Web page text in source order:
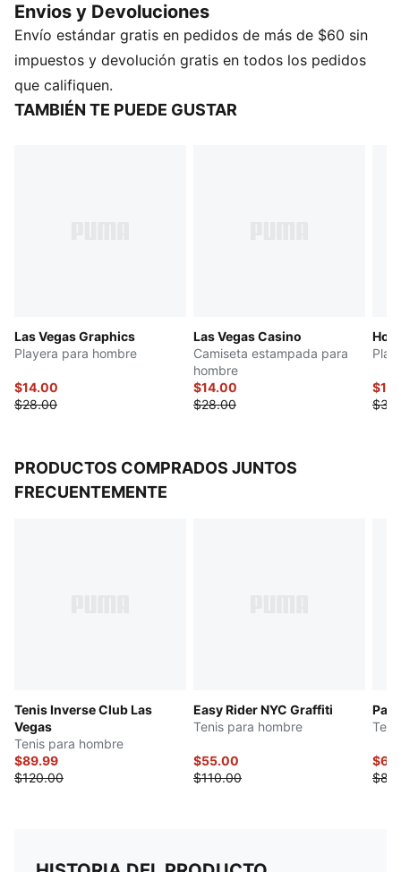
toque especial a cualquier guardarropa.
DETALLES
100 % algodón
Mangas cortas
Cuello redondo
Envios y Devoluciones
Envío estándar gratis en pedidos de más de $60 sin
impuestos y devolución gratis en todos los pedidos
que califiquen.
TAMBIÉN TE PUEDE GUSTAR
Las Vegas Graphics
Playera para hombre
$14.00
$28.00
Las Vegas Casino
Camiseta estampada para
hombre
$14.00
$28.00
PRODUCTOS COMPRADOS JUNTOS
FRECUENTEMENTE
Tenis Inverse Club Las
Vegas
Tenis para hombre
$89.99
$120.00
Easy Rider NYC Graffiti
Tenis para hombre
$55.00
$110.00